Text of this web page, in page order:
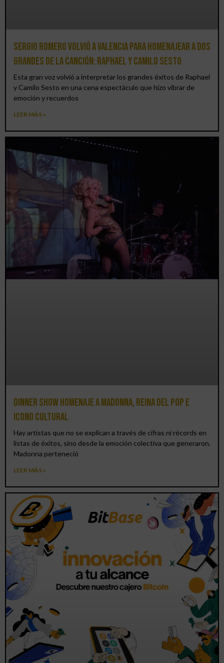
Sergio Romero volvió a Valencia para homenajear a dos
grandes de la canción: Raphael y Camilo Sesto
Esta gran voz volvió a interpretar los grandes éxitos de Raphael
y Camilo Sesto en una cena espectáculo que hizo vibrar de
emoción y recuerdos
LEER MÁS »
Dinner Show homenaje a Madonna, reina del pop e
icono cultural
Hay artistas que no se explican a través de cifras ni récords en
listas de éxitos, sino desde la emoción colectiva que generaron.
Madonna perteneció
LEER MÁS »